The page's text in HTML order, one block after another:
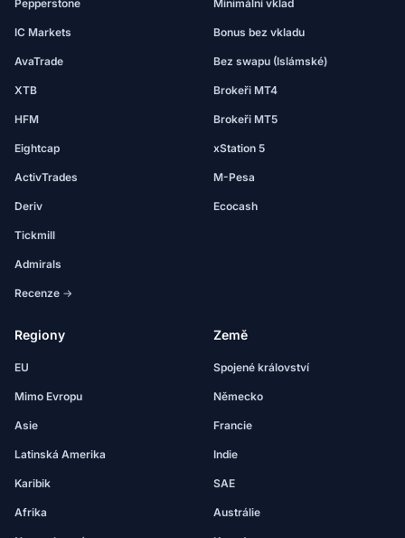
Pepperstone
IC Markets
AvaTrade
XTB
HFM
Eightcap
ActivTrades
Deriv
Tickmill
Admirals
Recenze →
Minimální vklad
Bonus bez vkladu
Bez swapu (Islámské)
Brokeři MT4
Brokeři MT5
xStation 5
M-Pesa
Ecocash
Regiony
EU
Mimo Evropu
Asie
Latinská Amerika
Karibik
Afrika
Země
Spojené království
Německo
Francie
Indie
SAE
Austrálie